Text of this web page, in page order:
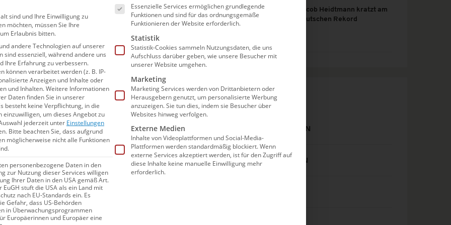
für das DSV-Personal eine Menge
einen im deutschen Sport sehr
für den DSV gewonnen zu haben“, sagte
„Er wird uns mit seinen
sicher nachhaltig weiterhelfen
nur im Hockey als
vielfältige Erfahrungen im deutschen
zum Analysten und Co-
den Olympischen Spiele 2021 auf.
Bildung des Deutschen
Vizepräsident im Berufsverband der
Jacob Heidtmann kratzt am
deutschen Rekord
KATEGORIEN
DJM SCHWIMMEN
DM SCHWIMMEN
sind und Ihre Einwilligung zu
möchten, müssen Sie Ihre
Erlaubnis bitten.
andere Technologien auf unserer
sind essenziell, während andere uns
Ihre Erfahrung zu verbessern.
können verarbeitet werden (z. B. IP-
Anzeigen und Inhalte oder
und Inhalten.Weitere Informationen
Daten finden Sie in unserer
besteht keine Verpflichtung, in die
um dieses Angebot zu
jederzeit unter Einstellungen
Bitte beachten Sie, dass aufgrund
möglicherweise nicht alle Funktionen
personenbezogene Daten in den
zur Nutzung dieser Services willigen
Ihrer Daten in den USA gemäß Art.
EuGH stuft die USA als ein Land mit
nach EU-Standards ein. Es
Gefahr, dass US-Behörden
in Überwachungsprogrammen
Europäerinnen und Europäer eine
Essenzielle Services ermöglichen grundlegende
Funktionen und sind für das ordnungsgemäße
Funktionieren der Website erforderlich.
Statistik
Statistik-Cookies sammeln Nutzungsdaten, die uns
Aufschluss darüber geben, wie unsere Besucher mit
unserer Website umgehen.
Marketing
Marketing Services werden von Drittanbietern oder
Herausgebern genutzt, um personalisierte Werbung
anzuzeigen. Sie tun dies, indem sie Besucher über
Websites hinweg verfolgen.
Externe Medien
Inhalte von Videoplattformen und Social-Media-
Plattformen werden standardmäßig blockiert. Wenn
externe Services akzeptiert werden, ist für den Zugriff auf
diese Inhalte keine manuelle Einwilligung mehr
erforderlich.